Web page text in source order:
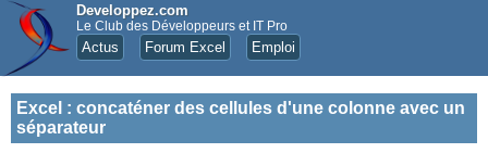
Developpez.com
Le Club des Développeurs et IT Pro
Actus Forum Excel Emploi
Excel : concaténer des cellules d'une colonne avec un
séparateur